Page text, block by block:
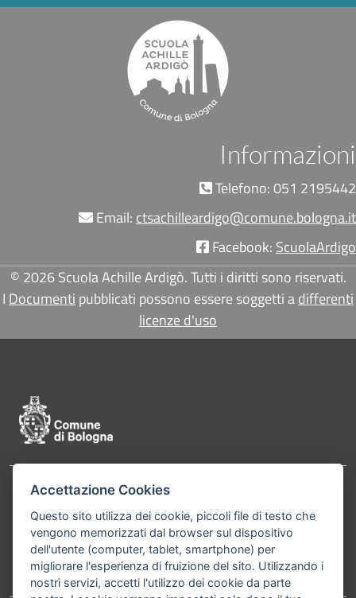
Informazioni
Telefono: 051 2195442
Email: ctsachilleardigo@comune.bologna.it
Facebook: ScuolaArdigo
© 2026 Scuola Achille Ardigò. Tutti i diritti sono riservati.
I Documenti pubblicati possono essere soggetti adifferenti
licenze d'uso
Contatti
Bologna P.Iva 01232710374 Cod. IBAN: IT 88 R
02008 02435 000020067156
Telefono:051203040
Accettazione Cookies
Questo sito utilizza dei cookie, piccoli file di testo che
vengono memorizzati dal browser sul dispositivo
dell'utente (computer, tablet, smartphone) per
migliorare l'esperienza di fruizione del sito. Utilizzando i
nostri servizi, accetti l'utilizzo dei cookie da parte